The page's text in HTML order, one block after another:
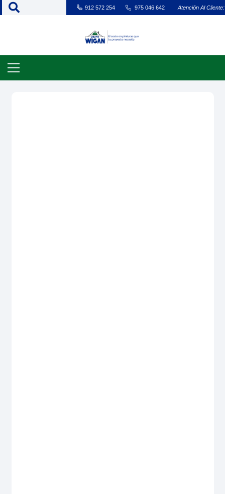
912 572 254 975 046 642 Atención Al Cliente: